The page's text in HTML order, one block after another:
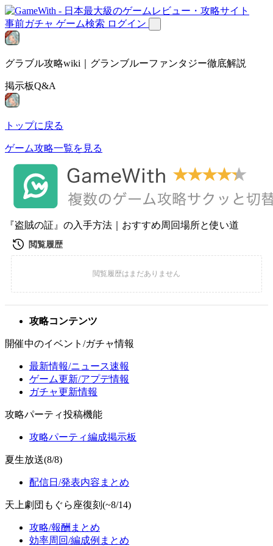
事前ガチャ ゲーム検索 ログイン
グラブル攻略wiki｜グランブルーファンタジー徹底解説
掲示板Q&A
トップに戻る
ゲーム攻略一覧を見る
『盗賊の証』の入手方法｜おすすめ周回場所と使い道
攻略コンテンツ
開催中のイベント/ガチャ情報
最新情報/ニュース速報
ゲーム更新/アプデ情報
ガチャ更新情報
攻略パーティ投稿機能
攻略パーティ編成掲示板
夏生放送(8/8)
配信日/発表内容まとめ
天上劇団もぐら座復刻(~8/14)
攻略/報酬まとめ
効率周回/編成例まとめ